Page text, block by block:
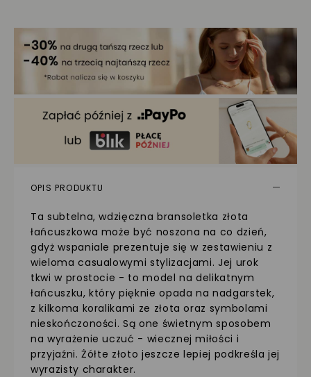
OPIS PRODUKTU
Ta subtelna, wdzięczna bransoletka złota
łańcuszkowa może być noszona na co dzień,
gdyż wspaniale prezentuje się w zestawieniu z
wieloma casualowymi stylizacjami. Jej urok
tkwi w prostocie - to model na delikatnym
łańcuszku, który pięknie opada na nadgarstek,
z kilkoma koralikami ze złota oraz symbolami
nieskończoności. Są one świetnym sposobem
na wyrażenie uczuć - wiecznej miłości i
przyjaźni. Żółte złoto jeszcze lepiej podkreśla jej
wyrazisty charakter.